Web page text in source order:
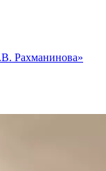
Рахманинова»